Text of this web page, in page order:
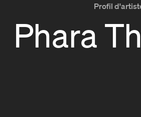
Profil
Phara